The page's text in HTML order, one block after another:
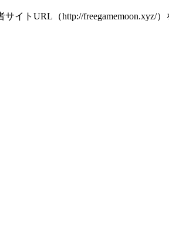
イトURL（http://freegamemoon.xyz/